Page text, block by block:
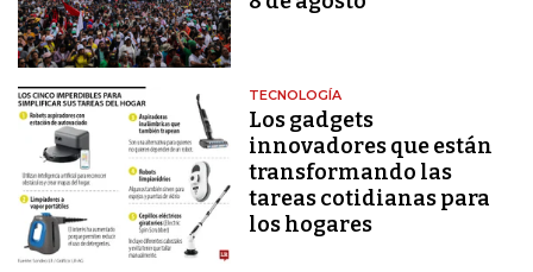
TECNOLOGÍA
Los gadgets
innovadores que están
transformando las
tareas cotidianas para
los hogares